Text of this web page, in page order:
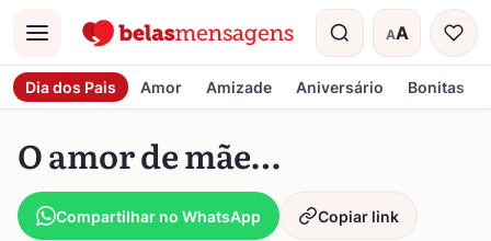
Menu AA
Tamanho do
Dia dos Pais Amor Amizade Aniversário Bonitas
O amor de mãe…
Compartilhar no WhatsApp Copiar link